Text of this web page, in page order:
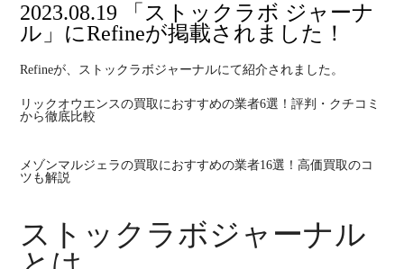
2023.08.19 「ストックラボ ジャーナ
ル」にRefineが掲載されました！
Refineが、ストックラボジャーナルにて紹介されました。
リックオウエンスの買取におすすめの業者6選！評判・クチコミ
から徹底比較
メゾンマルジェラの買取におすすめの業者16選！高価買取のコ
ツも解説
ストックラボジャーナル